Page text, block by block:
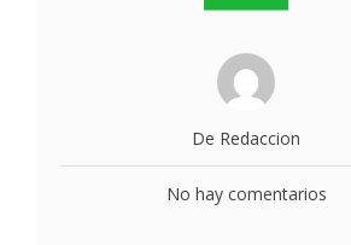
De Redaccion
No hay comentarios